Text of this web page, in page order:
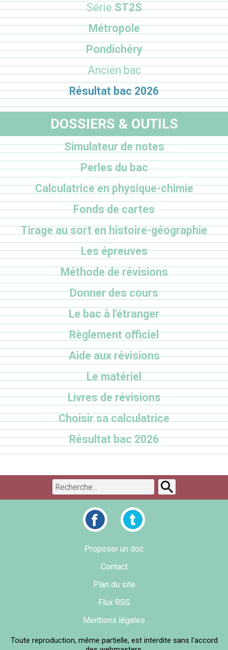
SérieST2S
Métropole
Pondichéry
Ancien bac
Résultat bac 2026
DOSSIERS & OUTILS
Simulateur de notes
Perles du bac
Calculatrice en physique-chimie
Fonds de cartes
Tirage au sort en histoire-géographie
Les épreuves
Méthode de révisions
Donner des cours
Le bac à l'étranger
Règlement officiel
Aide aux révisions
Le matériel
Livres de révisions
Choisir sa calculatrice
Résultat bac 2026
Proposer un doc
Contact
Plan du site
Flux RSS
Mentions légales
Toute reproduction, même partielle, est interdite sans l'accord